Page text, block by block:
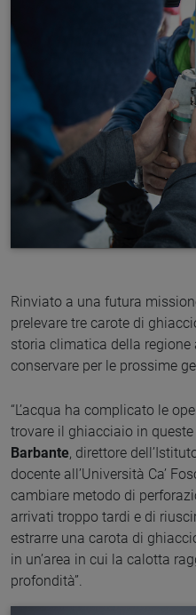
Rinviato a una futura
prelevare tre carote di
storia climatica della
conservare per le prossime
“L’acqua ha complicato le
trovare il ghiacciaio in
Barbante, direttore
docente all’Università Ca’
cambiare metodo di
arrivati troppo tardi e di
estrarre una carota di
in un’area in cui la calotta
profondità”.